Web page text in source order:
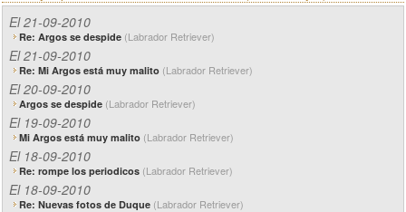
El 21-09-2010
Re: Argos se despide (Labrador Retriever)
El 21-09-2010
Re: Mi Argos está muy malito (Labrador Retriever)
El 20-09-2010
Argos se despide (Labrador Retriever)
El 19-09-2010
Mi Argos está muy malito (Labrador Retriever)
El 18-09-2010
Re: rompe los periodicos (Labrador Retriever)
El 18-09-2010
Re: Nuevas fotos de Duque (Labrador Retriever)